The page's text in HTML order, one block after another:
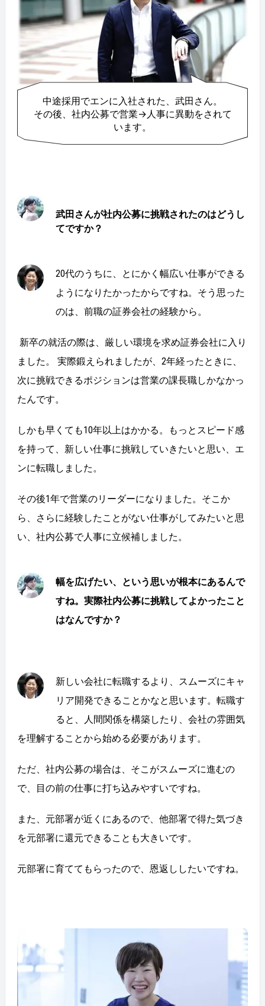
中途採用でエンに入社された、武田さん。
その後、社内公募で営業→人事に異動をされて
います。
武田さんが社内公募に挑戦されたのはどうし
てですか？
20代のうちに、とにかく幅広い仕事ができる
ようになりたかったからですね。そう思った
のは、前職の証券会社の経験から。
新卒の就活の際は、厳しい環境を求め証券会社に入り
ました。 実際鍛えられましたが、2年経ったときに、
次に挑戦できるポジションは営業の課長職しかなかっ
たんです。
しかも早くても10年以上はかかる。もっとスピード感
を持って、新しい仕事に挑戦していきたいと思い、エ
ンに転職しました。
その後1年で営業のリーダーになりました。そこか
ら、さらに経験したことがない仕事がしてみたいと思
い、社内公募で人事に立候補しました。
幅を広げたい、という思いが根本にあるんで
すね。実際社内公募に挑戦してよかったこと
はなんですか？
新しい会社に転職するより、スムーズにキャ
リア開発できることかなと思います。転職す
ると、人間関係を構築したり、会社の雰囲気
を理解することから始める必要があります。
ただ、社内公募の場合は、そこがスムーズに進むの
で、目の前の仕事に打ち込みやすいですね。
また、元部署が近くにあるので、他部署で得た気づき
を元部署に還元できることも大きいです。
元部署に育ててもらったので、恩返ししたいですね。